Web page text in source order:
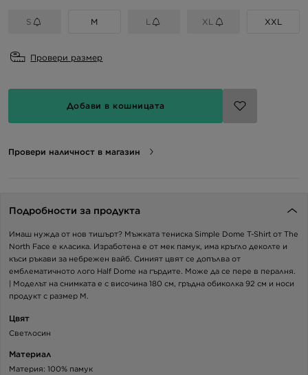
S M L XL XXL
Провери размер
Добави в кошницата
Провери наличност в магазин
Подробности за продукта
Имаш нужда от нов тишърт? Мъжката тениска Simple Dome T-Shirt от The
North Face е класика. Изработена е от мек памук, има кръгло деколте и
къси ръкави за небрежен вайб. Синият цвят се допълва от
емблематичното лого Half Dome на гърдите. Може да се пере в пералня.
| Моделът на снимката е с височина 180 см, гръдна обиколка 92 см и носи
продукт с размер M.
Цвят
Светлосин
Материал
Материя: 100% памук